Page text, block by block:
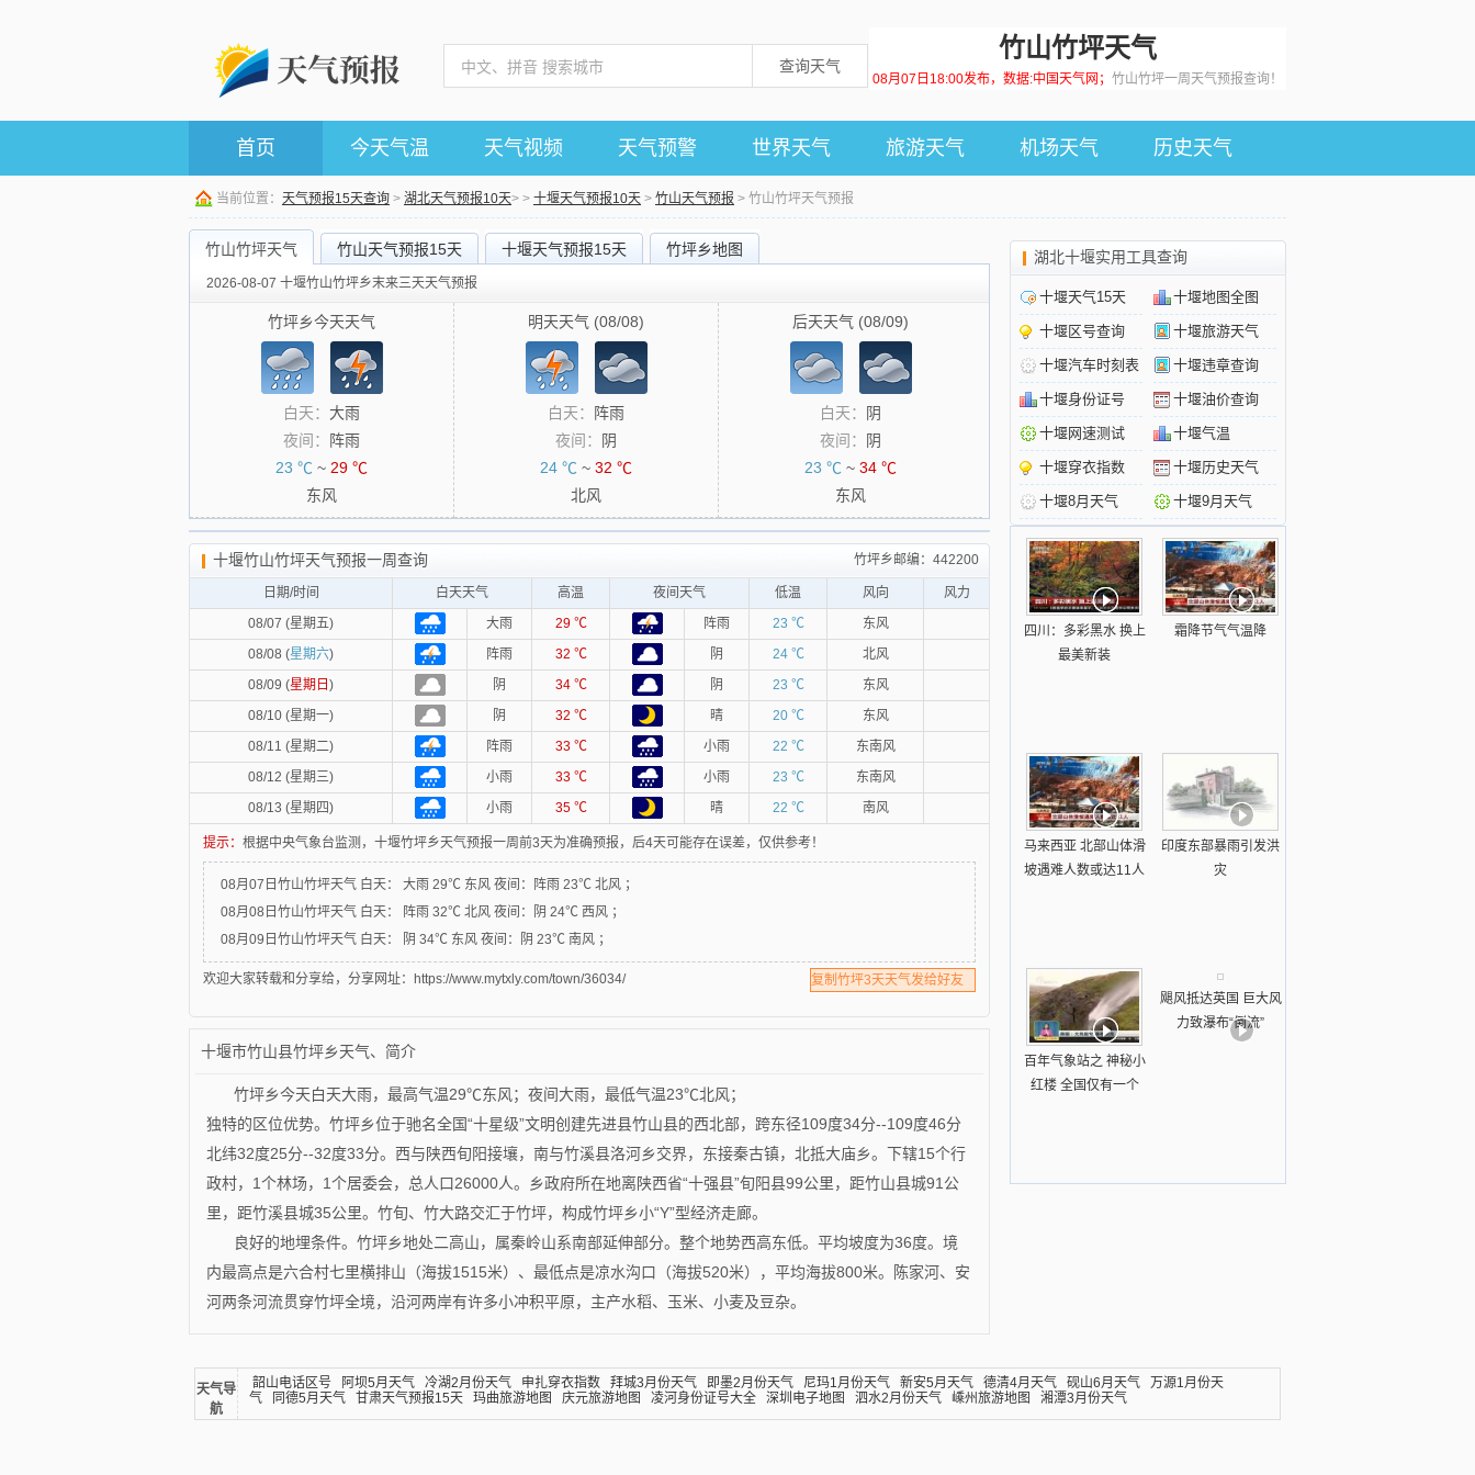
查询天气
竹山竹坪天气
08月07日18:00发布，数据:中国天气网； 竹山竹坪一周天气预报查询！
首页 今天气温 天气视频 天气预警 世界天气 旅游天气 机场天气 历史天气
当前位置： 天气预报15天查询 > 湖北天气预报10天> > 十堰天气预报10天 > 竹山天气预报 > 竹山竹坪天气预报
竹山竹坪天气 竹山天气预报15天 十堰天气预报15天 竹坪乡地图
2026-08-07 十堰竹山竹坪乡末来三天天气预报
竹坪乡今天天气
白天： 大雨
夜间：
阵雨
23 ℃ ~ 29 ℃
东风
明天天气 (08/08)
白天：
阵雨
夜间：
阴
24 ℃ ~ 32 ℃
北风
后天天气 (08/09)
白天：
阴
夜间：
阴
23 ℃ ~ 34 ℃
东风
十堰竹山竹坪天气预报一周查询 竹坪乡邮编：442200
日期/时间 白天天气 高温 夜间天气 低温 风向
风力
08/07 (星期五)
大雨 29 ℃ 阵雨 23 ℃
东风
08/08 (星期六) 阵雨 32 ℃ 阴 24 ℃
北风
08/09 (星期日 ) 阴 34 ℃ 阴 23 ℃
东风
08/10 (星期一)
阴 32 ℃ 晴 20 ℃
东风
08/11 (星期二)
阵雨 33 ℃ 小雨 22 ℃
东南风
08/12 (星期三)
小雨 33 ℃ 小雨 23 ℃
东南风
08/13 (星期四)
小雨 35 ℃ 晴 22 ℃ 南风
提示： 根据中央气象台监测，十堰竹坪乡天气预报一周前3天为准确预报，后4天可能存在误差，仅供参考！
08月07日竹山竹坪天气 白天： 大雨 29℃ 东风 夜间：
阵雨 23℃ 北风 ；
08月08日竹山竹坪天气 白天： 阵雨 32℃ 北风 夜间：
阴 24℃ 西风 ；
08月09日竹山竹坪天气 白天： 阴 34℃ 东风 夜间： 阴 23℃ 南风 ；
欢迎大家转载和分享给，分享网址：https://www.mytxly.com/town/36034/ 复制竹坪3天天气发给好友
十堰市竹山县竹坪乡天气、简介
竹坪乡今天白天大雨，最高气温29℃东风；夜间大雨，最低气温23℃北风；
独特的区位优势。竹坪乡位于驰名全国“十星级”文明创建先进县竹山县的西北部，跨东径109度34分--109度46分
北纬32度25分--32度33分。西与陕西旬阳接壤，南与竹溪县洛河乡交界，东接秦古镇，北抵大庙乡。下辖15个行
政村，1个林场，1个居委会，总人口26000人。乡政府所在地离陕西省“十强县”旬阳县99公里，距竹山县城91公
里，距竹溪县城35公里。竹旬、竹大路交汇于竹坪，构成竹坪乡小“Y”型经济走廊。
良好的地埋条件。竹坪乡地处二高山，属秦岭山系南部延伸部分。整个地势西高东低。平均坡度为36度。境
内最高点是六合村七里横排山（海拔1515米）、最低点是凉水沟口（海拔520米），平均海拔800米。陈家河、安
河两条河流贯穿竹坪全境，沿河两岸有许多小冲积平原，主产水稻、玉米、小麦及豆杂。
湖北十堰实用工具查询
十堰天气15天 十堰地图全图
十堰区号查询 十堰旅游天气
十堰汽车时刻表 十堰违章查询
十堰身份证号 十堰油价查询
十堰网速测试 十堰气温
十堰穿衣指数 十堰历史天气
十堰8月天气 十堰9月天气
四川：多彩黑水 换上
最美新装
霜降节气气温降
马来西亚 北部山体滑
坡遇难人数或达11人
印度东部暴雨引发洪
灾
百年气象站之 神秘小
红楼 全国仅有一个
飓风抵达英国 巨大风
力致瀑布“倒流”
天气导
航
韶山电话区号 阿坝5月天气 冷湖2月份天气 申扎穿衣指数 拜城3月份天气 即墨2月份天气 尼玛1月份天气 新安5月天气 德清4月天气 砚山6月天气
万源1月份天
气
同德5月天气 甘肃天气预报15天 玛曲旅游地图 庆元旅游地图 凌河身份证号大全 深圳电子地图 泗水2月份天气 嵊州旅游地图 湘潭3月份天气